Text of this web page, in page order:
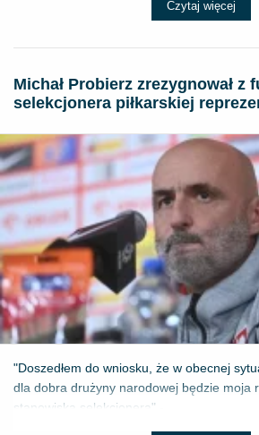
Czytaj więcej
Michał Probierz zrezygnował z
selekcjonera piłkarskiej
"Doszedłem do wniosku, że w obecnej
dla dobra drużyny narodowej będzie moja
stanowiska selekcjonera" - ...